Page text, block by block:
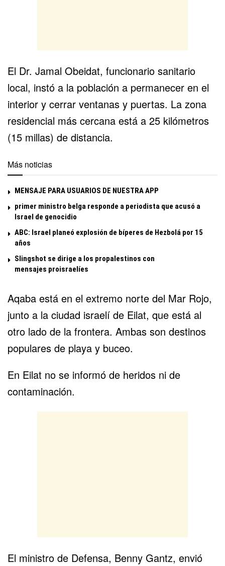
El Dr. Jamal Obeidat, funcionario sanitario
local, instó a la población a permanecer en el
interior y cerrar ventanas y puertas. La zona
residencial más cercana está a 25 kilómetros
(15 millas) de distancia.
Más noticias
MENSAJE PARA USUARIOS DE NUESTRA APP
primer ministro belga responde a periodista que acusó a
Israel de genocidio
ABC: Israel planeó explosión de bíperes de Hezbolá por 15
años
Slingshot se dirige a los propalestinos con
mensajes proisraelíes
Aqaba está en el extremo norte del Mar Rojo,
junto a la ciudad israelí de Eilat, que está al
otro lado de la frontera. Ambas son destinos
populares de playa y buceo.
En Eilat no se informó de heridos ni de
contaminación.
El ministro de Defensa, Benny Gantz, envió